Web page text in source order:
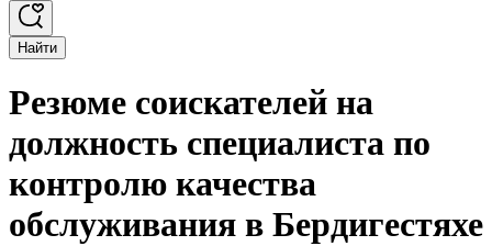
Найти
Резюме соискателей на
должность специалиста по
контролю качества
обслуживания в Бердигестяхе